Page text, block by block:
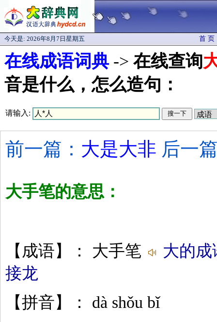
今天是: 2026年8月7日星期五 首 页
在线成语词典 -> 在线查询
音是什么，怎么造句：
请输入:
前一篇： 大是大非 后一
大手笔的意思：
【成语】： 大手笔
大的成
接龙
【拼音】： dà shǒu bǐ